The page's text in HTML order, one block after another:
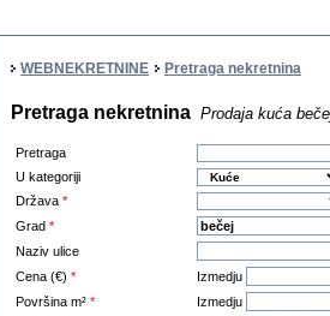
WEBNEKRETNINE Pretraga nekretnina
Pretraga nekretnina Prodaja kuća
Pretraga
U kategoriji
Država *
Grad *
Naziv ulice
Cena (€) *
Izmedju
Površina m² *
Izmedju